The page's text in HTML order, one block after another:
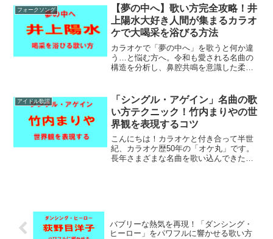
ポに遅れないリズムの取り方などプロレ
ベルのテクニックをお届けします！
フォークソング
【夢の中へ】歌い方完全攻略！井
上陽水大好き人間が集まるカラオ
ケで大喝采を浴びる方法
カラオケで「夢の中へ」を歌うと何か違
う…と悩む方へ。令和も愛される名曲の
構造を分析し、鼻腔共鳴を意識した柔ら
ックスして歌うだけであなたの歌唱力は
劇的に変わります。
アイドル歌謡
「シングル・アゲイン」名曲の歌
い方テクニック！竹内まりやの世
界観を表現するコツ
こんにちは！カラオケと付き合って半世
紀、カラオケ歴50年の「オケ丸」です。
長年さまざまな名曲を歌い込んできた経
バブリーな熱気を再現！「ダンシング・
ヒーロー」をパワフルに響かせる歌い方